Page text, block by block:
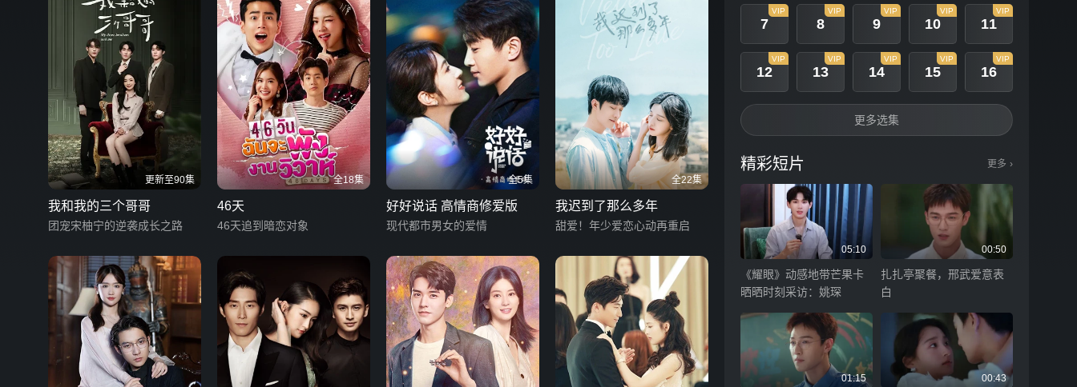
更新至90集
我和我的三个哥哥
团宠宋柚宁的逆袭成长之路
全18集
46天
46天追到暗恋对象
全5集
好好说话 高情商修爱版
现代都市男女的爱情
全22集
我迟到了那么多年
甜爱！年少爱恋心动再重启
7
VIP
8
VIP
9
VIP
10
VIP
11
VIP
12
VIP
13
VIP
14
VIP
15
VIP
16
VIP
更多选集
精彩短片 更多 ›
05:10
《耀眼》动感地带芒果卡
晒晒时刻采访：姚琛
00:50
扎扎亭聚餐，邢武爱意表
白
01:15 00:43